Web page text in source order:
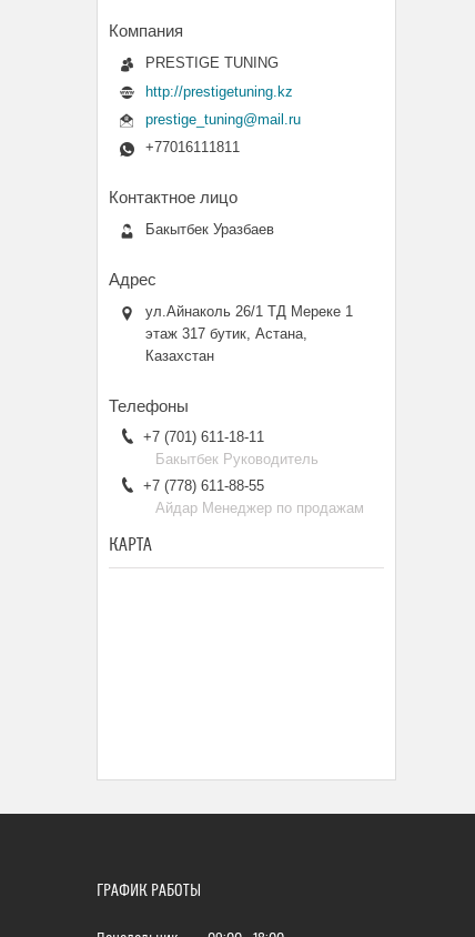
PRESTIGE TUNING
http://prestigetuning.kz
prestige_tuning@mail.ru
+77016111811
Бакытбек Уразбаев
ул.Айнаколь 26/1 ТД Мереке 1
этаж 317 бутик, Астана,
Казахстан
+7 (701) 611-18-11
Бакытбек Руководитель
+7 (778) 611-88-55
Айдар Менеджер по продажам
КАРТА
ГРАФИК РАБОТЫ